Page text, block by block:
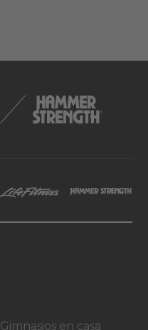
Gimnasios en casa